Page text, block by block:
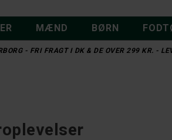
MÆND BØRN
- FRI FRAGT I DK & DE OVER 299 KR. -